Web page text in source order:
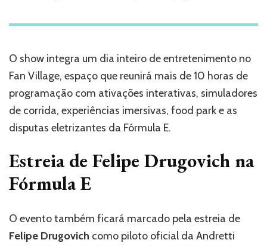
O show integra um dia inteiro de entretenimento no
Fan Village, espaço que reunirá mais de 10 horas de
programação com ativações interativas, simuladores
de corrida, experiências imersivas, food park e as
disputas eletrizantes da Fórmula E.
Estreia de Felipe Drugovich na
Fórmula E
O evento também ficará marcado pela estreia de
Felipe Drugovich como piloto oficial da Andretti